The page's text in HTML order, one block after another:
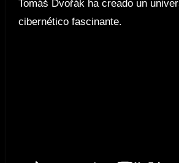
Tomáš Dvořák ha creado un
cibernético fascinante.